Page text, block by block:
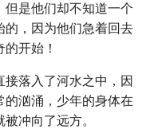
是他们却不知道一个
的，因为他们急着回去
开始！
落入了河水之中，因
汹涌，少年的身体在
冲向了远方。